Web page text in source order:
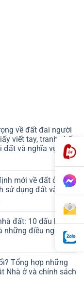
về đất đai người
viết tay, tranh chấp
đất và nghĩa vụ tài
mới về đất ở, đất
sử dụng đất và quy
đất: 10 dấu hiệu
những điều người
Tổng hợp những
Nhà ở và chính sách